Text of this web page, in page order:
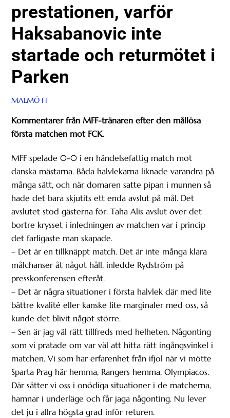
prestationen, varför
Haksabanovic inte
startade och returmötet i
Parken
MALMÖ FF
Kommentarer från MFF-tränaren efter den mållösa
första matchen mot FCK.
MFF spelade 0-0 i en händelsefattig match mot
danska mästarna. Båda halvlekarna liknade varandra på
många sätt, och när domaren satte pipan i munnen så
hade det bara skjutits ett enda avslut på mål. Det
avslutet stod gästerna för. Taha Alis avslut över det
bortre krysset i inledningen av matchen var i princip
det farligaste man skapade.
– Det är en tillknäppt match. Det är inte många klara
målchanser åt något håll, inledde Rydström på
presskonferensen efteråt.
– Det är några situationer i första halvlek där med lite
bättre kvalité eller kanske lite marginaler med oss, så
kunde det blivit något större.
– Sen är jag väl rätt tillfreds med helheten. Någonting
som vi pratade om var väl att hitta rätt ingångsvinkel i
matchen. Vi som har erfarenhet från ifjol när vi mötte
Sparta Prag här hemma, Rangers hemma, Olympiacos.
Där sätter vi oss i onödiga situationer i de matcherna,
hamnar i underläge och får jaga någonting. Nu lever
det ju i allra högsta grad inför returen.